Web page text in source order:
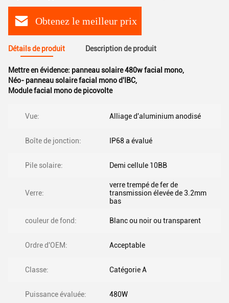
Obtenez le meilleur prix
Détails de produit Description de produit
Mettre en évidence: panneau solaire 480w facial mono,
Néo- panneau solaire facial mono d'IBC,
Module facial mono de picovolte
Vue: Alliage d'aluminium anodisé
Boîte de jonction: IP68 a évalué
Pile solaire: Demi cellule 10BB
Verre:
verre trempé de fer de
transmission élevée de 3.2mm
bas
couleur de fond: Blanc ou noir ou transparent
Ordre d'OEM: Acceptable
Classe: Catégorie A
Puissance évaluée: 480W